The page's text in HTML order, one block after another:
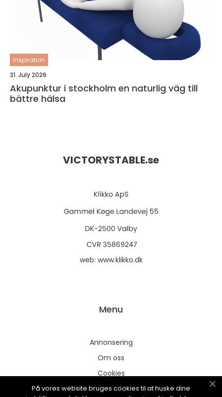
inspiration
31. July 2026
Akupunktur i stockholm en naturlig väg till
bättre hälsa
VICTORYSTABLE.se
web: www.klikko.dk
Menu
Annonsering
Om oss
Cookies
Kontakta oss
På vores website bruges cookies til at huske dine